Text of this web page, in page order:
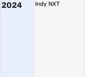
2024 Indy NXT